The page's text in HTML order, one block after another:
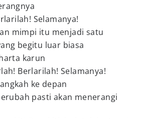
Selamanya!
mimpi itu menjadi satu
begitu luar biasa
karun
Berlarilah! Selamanya!
ke depan
pasti akan menerangi